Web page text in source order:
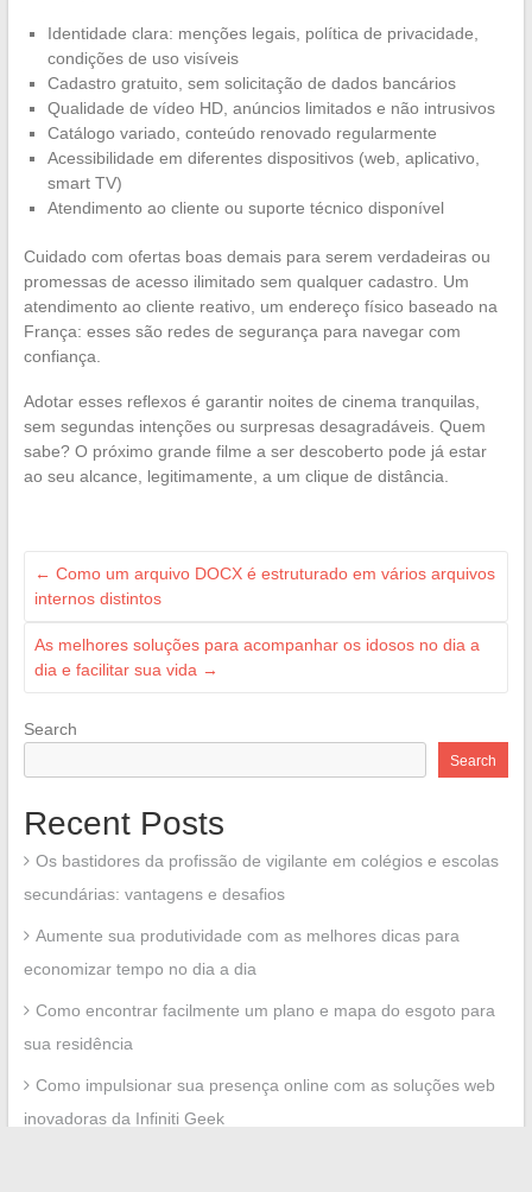
Identidade clara: menções legais, política de privacidade,
condições de uso visíveis
Cadastro gratuito, sem solicitação de dados bancários
Qualidade de vídeo HD, anúncios limitados e não intrusivos
Catálogo variado, conteúdo renovado regularmente
Acessibilidade em diferentes dispositivos (web, aplicativo,
smart TV)
Atendimento ao cliente ou suporte técnico disponível
Cuidado com ofertas boas demais para serem verdadeiras ou
promessas de acesso ilimitado sem qualquer cadastro. Um
atendimento ao cliente reativo, um endereço físico baseado na
França: esses são redes de segurança para navegar com
confiança.
Adotar esses reflexos é garantir noites de cinema tranquilas,
sem segundas intenções ou surpresas desagradáveis. Quem
sabe? O próximo grande filme a ser descoberto pode já estar
ao seu alcance, legitimamente, a um clique de distância.
← Como um arquivo DOCX é estruturado em vários arquivos
internos distintos
As melhores soluções para acompanhar os idosos no dia a
dia e facilitar sua vida →
Search
Search
Recent Posts
Os bastidores da profissão de vigilante em colégios e escolas
secundárias: vantagens e desafios
Aumente sua produtividade com as melhores dicas para
economizar tempo no dia a dia
Como encontrar facilmente um plano e mapa do esgoto para
sua residência
Como impulsionar sua presença online com as soluções web
inovadoras da Infiniti Geek